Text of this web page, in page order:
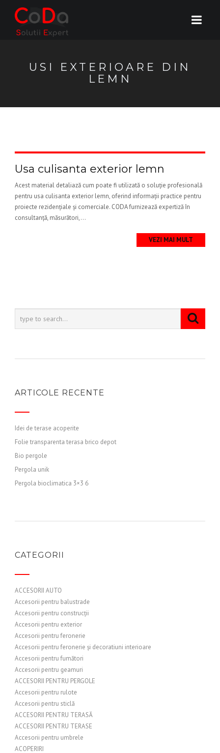
USI EXTERIOARE DIN
LEMN
Usa culisanta exterior lemn
Acest material detaliază cum poate fi utilizată o soluție profesională
pentru usa culisanta exterior lemn, oferind informații practice pentru
proiecte rezidențiale și comerciale. CODA furnizează expertiză în
consultanță, măsurători,...
VEZI MAI MULT
ARTICOLE RECENTE
Idei de terase acoperite
Folie transparenta terasa brico depot
Bio pergole
Pergola unik
Pergola bioclimatica 3×3 6
CATEGORII
ACCESORII AUTO
Accesorii pentru balustrade
Accesorii pentru construcții
Accesorii pentru exterior
Accesorii pentru feronerie
Accesorii pentru feronerie și decoratiuni interioare
Accesorii pentru fumători
Accesorii pentru geamuri
ACCESORII PENTRU PERGOLE
Accesorii pentru rulote
Accesorii pentru sticlă
ACCESORII PENTRU TERASĂ
ACCESORII PENTRU TERASE
Accesorii pentru umbrele
ACOPERIRI